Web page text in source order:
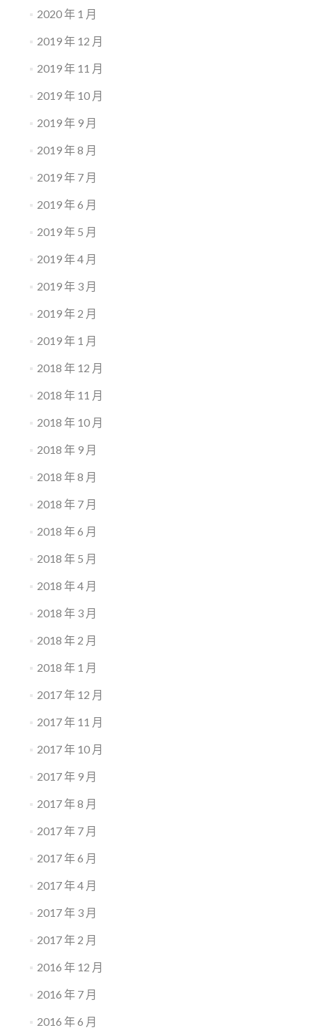
2020 年 1 月
2019 年 12 月
2019 年 11 月
2019 年 10 月
2019 年 9 月
2019 年 8 月
2019 年 7 月
2019 年 6 月
2019 年 5 月
2019 年 4 月
2019 年 3 月
2019 年 2 月
2019 年 1 月
2018 年 12 月
2018 年 11 月
2018 年 10 月
2018 年 9 月
2018 年 8 月
2018 年 7 月
2018 年 6 月
2018 年 5 月
2018 年 4 月
2018 年 3 月
2018 年 2 月
2018 年 1 月
2017 年 12 月
2017 年 11 月
2017 年 10 月
2017 年 9 月
2017 年 8 月
2017 年 7 月
2017 年 6 月
2017 年 4 月
2017 年 3 月
2017 年 2 月
2016 年 12 月
2016 年 7 月
2016 年 6 月